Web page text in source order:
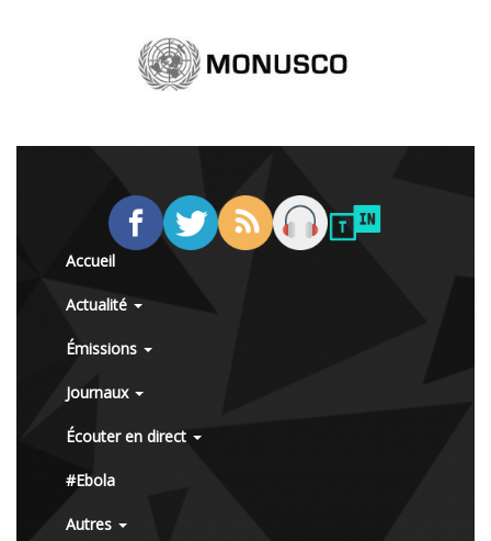
Accueil
Actualité
Émissions
Journaux
Écouter en direct
#Ebola
Autres